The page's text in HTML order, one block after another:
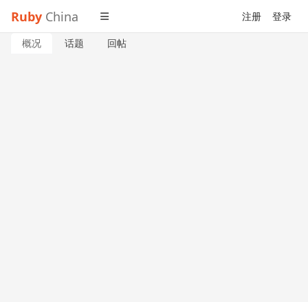
Ruby China 注册 登录
概况 话题 回帖